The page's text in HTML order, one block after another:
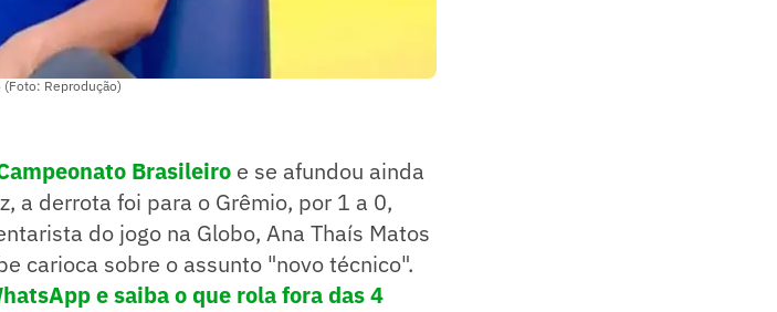
Reprodução)
Brasileiro e se afundou ainda
a derrota foi para o Grêmio, por 1 a 0,
do jogo na Globo, Ana Thaís Matos
carioca sobre o assunto "novo técnico".
e saiba o que rola fora das 4